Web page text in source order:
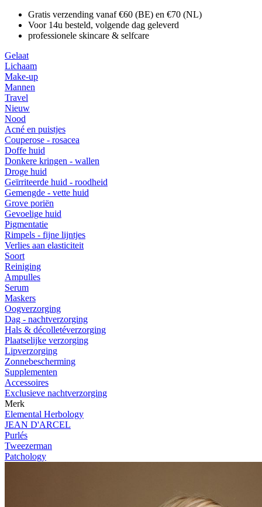
Gratis verzending vanaf €60 (BE) en €70 (NL)
Voor 14u besteld, volgende dag geleverd
professionele skincare & selfcare
Gelaat
Lichaam
Make-up
Mannen
Travel
Nieuw
Nood
Acné en puistjes
Couperose - rosacea
Doffe huid
Donkere kringen - wallen
Droge huid
Geïrriteerde huid - roodheid
Gemengde - vette huid
Grove poriën
Gevoelige huid
Pigmentatie
Rimpels - fijne lijntjes
Verlies aan elasticiteit
Soort
Reiniging
Ampulles
Serum
Maskers
Oogverzorging
Dag - nachtverzorging
Hals & décolletéverzorging
Plaatselijke verzorging
Lipverzorging
Zonnebescherming
Supplementen
Accessoires
Exclusieve nachtverzorging
Merk
Elemental Herbology
JEAN D'ARCEL
Purlés
Tweezerman
Patchology